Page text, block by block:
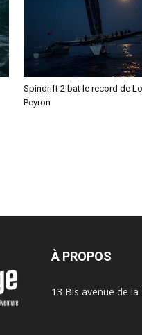
Spindrift 2 bat le record de
Peyron
À PROPOS
13 Bis avenue de